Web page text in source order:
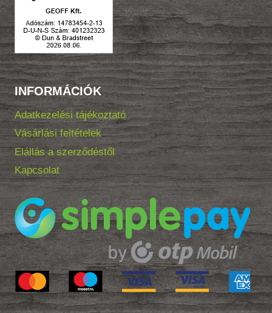
INFORMÁCIÓK
Adatkezelési tájékoztató
Vásárlási feltételek
Elállás a szerződéstől
Kapcsolat